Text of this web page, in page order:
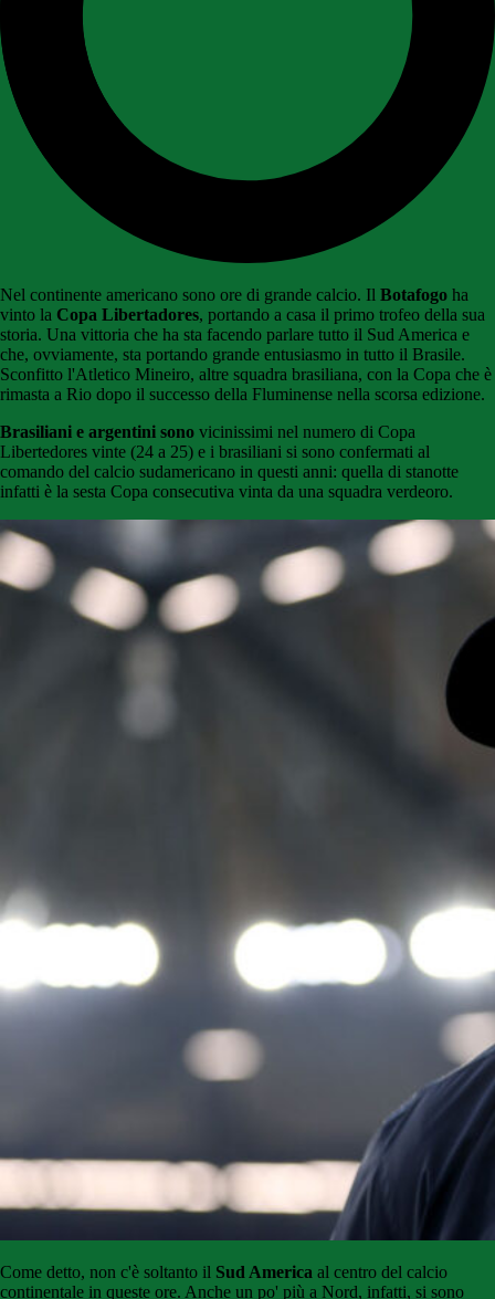
Nel continente americano sono ore di grande calcio. Il Botafogo ha
vinto la Copa Libertadores, portando a casa il primo trofeo della sua
storia. Una vittoria che ha sta facendo parlare tutto il Sud America e
che, ovviamente, sta portando grande entusiasmo in tutto il Brasile.
Sconfitto l'Atletico Mineiro, altre squadra brasiliana, con la Copa che è
rimasta a Rio dopo il successo della Fluminense nella scorsa edizione.
Brasiliani e argentini sono vicinissimi nel numero di Copa
Libertedores vinte (24 a 25) e i brasiliani si sono confermati al
comando del calcio sudamericano in questi anni: quella di stanotte
infatti è la sesta Copa consecutiva vinta da una squadra verdeoro.
Come detto, non c'è soltanto il Sud America al centro del calcio
continentale in queste ore. Anche un po' più a Nord, infatti, si sono